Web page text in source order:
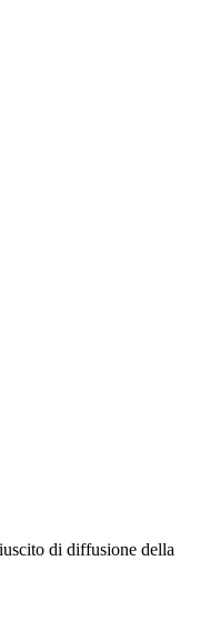
di diffusione della